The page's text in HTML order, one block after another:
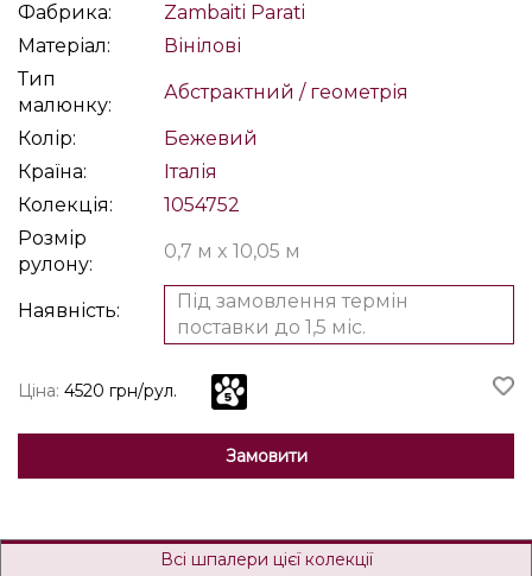
Фабрика:
Zambaiti Parati
Матеріал:
Вінілові
Тип
малюнку:
Абстрактний / геометрія
Колір:
Бежевий
Країна:
Італія
Колекція:
1054752
Розмір
рулону:
0,7 м x 10,05 м
Наявність:
Під замовлення термін
поставки до 1,5 міс.
Ціна: 4520 грн/рул.
Замовити
Всі шпалери цієї колекції